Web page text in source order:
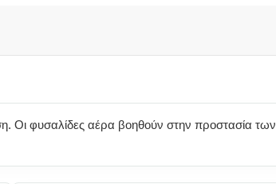
Οι φυσαλίδες αέρα βοηθούν στην προστασία των